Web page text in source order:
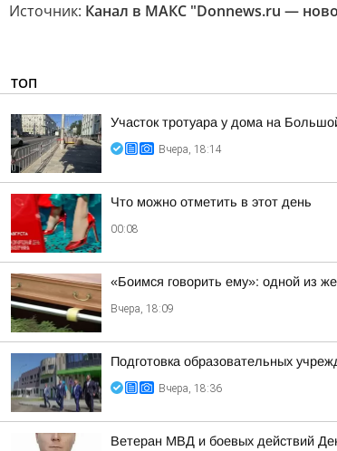
Источник: Канал в МАКС "Donnews.ru —
ТОП
Участок тротуара у дома на
Вчера, 18:14
Что можно отметить в этот день
00:08
«Боимся говорить ему»: одной из
Вчера, 18:09
Подготовка образовательных
Вчера, 18:36
Ветеран МВД и боевых действий